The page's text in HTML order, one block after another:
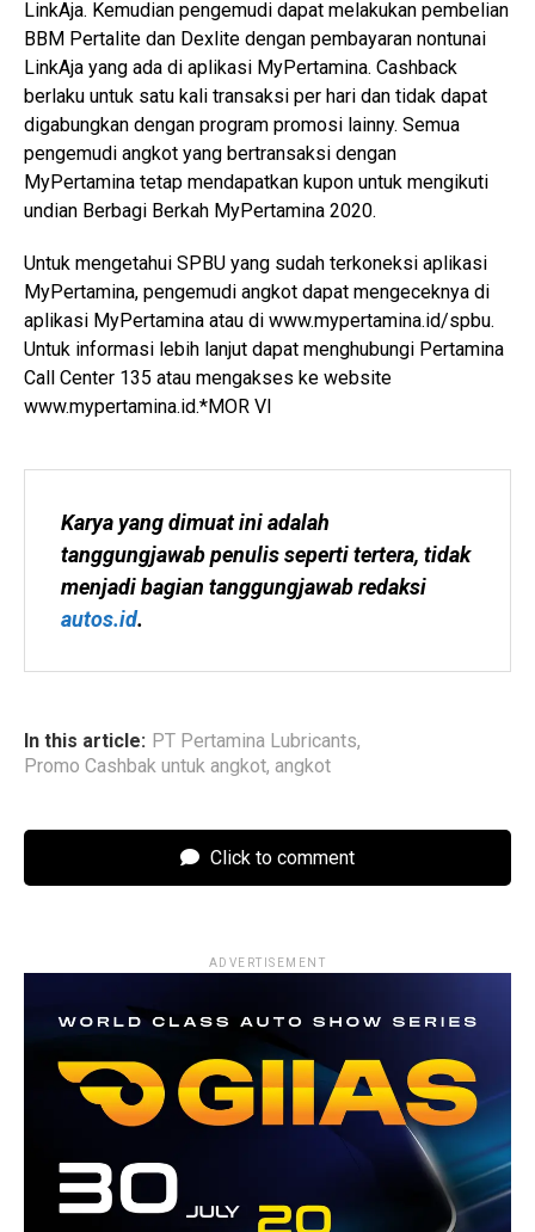
LinkAja. Kemudian pengemudi dapat melakukan pembelian
BBM Pertalite dan Dexlite dengan pembayaran nontunai
LinkAja yang ada di aplikasi MyPertamina. Cashback
berlaku untuk satu kali transaksi per hari dan tidak dapat
digabungkan dengan program promosi lainny. Semua
pengemudi angkot yang bertransaksi dengan
MyPertamina tetap mendapatkan kupon untuk mengikuti
undian Berbagi Berkah MyPertamina 2020.
Untuk mengetahui SPBU yang sudah terkoneksi aplikasi
MyPertamina, pengemudi angkot dapat mengeceknya di
aplikasi MyPertamina atau di www.mypertamina.id/spbu.
Untuk informasi lebih lanjut dapat menghubungi Pertamina
Call Center 135 atau mengakses ke website
www.mypertamina.id.*MOR VI
Karya yang dimuat ini adalah
tanggungjawab penulis seperti tertera, tidak
autos.id.
In this article: PT Pertamina Lubricants,
Promo Cashbak untuk angkot, angkot
Click to comment
ADVERTISEMENT